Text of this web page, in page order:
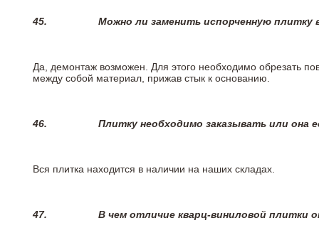
45. Можно ли заменить испорченную плитку
Да, демонтаж возможен. Для этого необходимо обрезать
между собой материал, прижав стык к основанию.
46. Плитку необходимо заказывать или она
Вся плитка находится в наличии на наших складах.
47. В чем отличие кварц-виниловой плитки